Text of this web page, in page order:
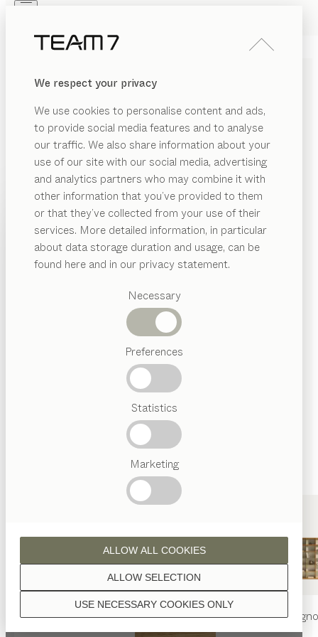
We respect your privacy
We use cookies to personalise content and ads,
to provide social media features and to analyse
our traffic. We also share information about your
use of our site with our social media, advertising
and analytics partners who may combine it with
other information that you’ve provided to them
or that they’ve collected from your use of their
services. More detailed information, in particular
about data storage duration and usage, can be
found here and in our privacy statement.
Necessary
Preferences
Statistics
Marketing
USE NECESSARY COOKIES ONLY
ALLOW SELECTION
ALLOW ALL COOKIES
PRODOTTI
ISPIRAZIONI
RIVENDITORI
Categorie
suggerite
Artigianalità
tavolonya sedianya libreria filigno
PRODOTTI
ISPIRAZIONI
CHI SIAMO
RIVENDITORI
PARETE ATTREZZATA
cubus
Sebastian Desch
cubus è una collezione di arredi meticolosamente
studiata, che non pone limiti alla varietà di
configurazioni. Per ogni stanza e per ogni desiderio,
cubus ha una risposta esteticamente convincente e
ricca di soluzioni tecniche.
Se non diversamente indicato, tutte le superfici in
legno sono trattate con olio naturale.